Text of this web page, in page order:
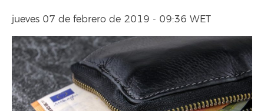
jueves 07 de febrero de 2019 - 09:36 WET